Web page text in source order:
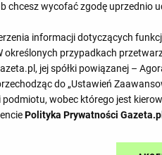
51' 58'
chcesz wycofać zgodę uprzednio
informacji dotyczących
określonych przypadkach
jej spółki powiązanej –
do „Ustawień
wobec którego jest
Polityka Prywatności Gazeta.pl